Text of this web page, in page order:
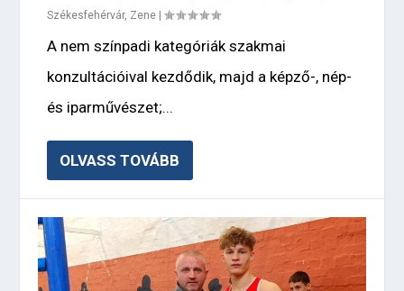
Székesfehérvár, Zene |
A nem színpadi kategóriák szakmai
konzultációival kezdődik, majd a képző-, nép-
és iparművészet;...
OLVASS TOVÁBB